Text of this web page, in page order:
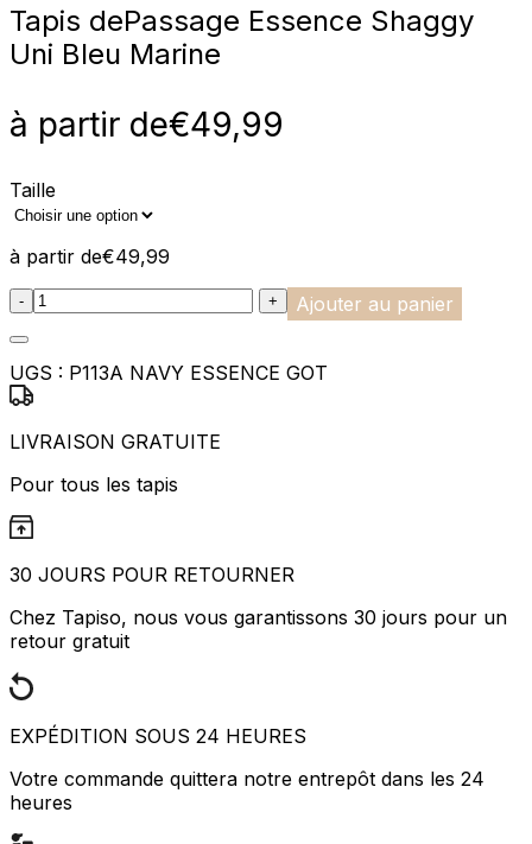
Tapis dePassage Essence Shaggy
Uni Bleu Marine
à partir de€49,99
Taille
à partir de€49,99
:product_name quantity
- + Ajouter au panier
UGS : P113A NAVY ESSENCE GOT
LIVRAISON GRATUITE
Pour tous les tapis
30 JOURS POUR RETOURNER
Chez Tapiso, nous vous garantissons 30 jours pour un
retour gratuit
EXPÉDITION SOUS 24 HEURES
Votre commande quittera notre entrepôt dans les 24
heures